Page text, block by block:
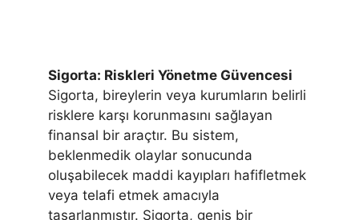
Sigorta: Riskleri Yönetme Güvencesi
Sigorta, bireylerin veya kurumların belirli
risklere karşı korunmasını sağlayan
finansal bir araçtır. Bu sistem,
beklenmedik olaylar sonucunda
oluşabilecek maddi kayıpları hafifletmek
veya telafi etmek amacıyla
tasarlanmıştır. Sigorta, geniş bir